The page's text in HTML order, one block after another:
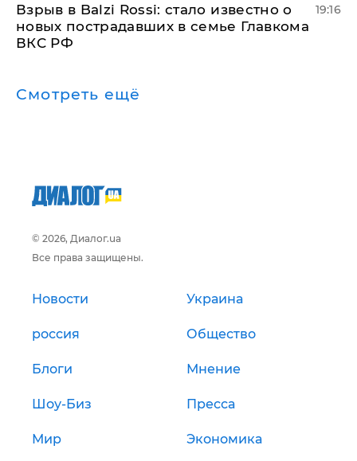
Взрыв в Balzi Rossi: стало известно о
новых пострадавших в семье Главкома
ВКС РФ
19:16
Смотреть ещё
© 2026, Диалог.ua
Все права защищены.
Новости Украина
россия Общество
Блоги Мнение
Шоу-Биз Пресса
Мир Экономика